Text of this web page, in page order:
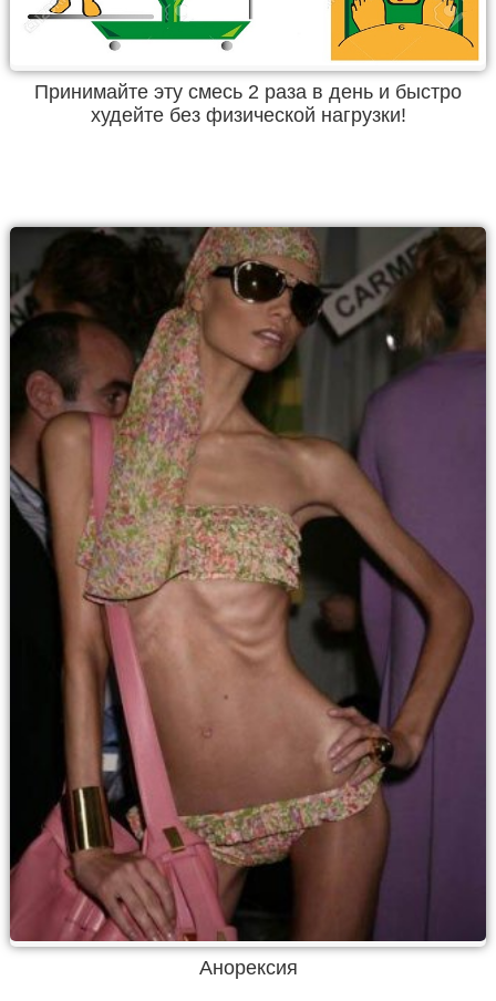
Принимайте эту смесь 2 раза в день и быстро
худейте без физической нагрузки!
Анорексия